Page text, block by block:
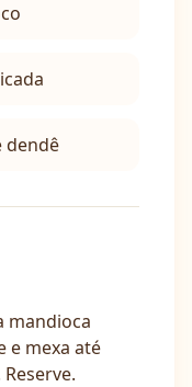
dendê
mandioca
e mexa até